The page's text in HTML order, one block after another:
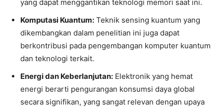
yang dapat menggantikan teknologi memori saat ini.
Komputasi Kuantum: Teknik sensing kuantum yang
dikembangkan dalam penelitian ini juga dapat
berkontribusi pada pengembangan komputer kuantum
dan teknologi terkait.
Energi dan Keberlanjutan: Elektronik yang hemat
energi berarti pengurangan konsumsi daya global
secara signifikan, yang sangat relevan dengan upaya